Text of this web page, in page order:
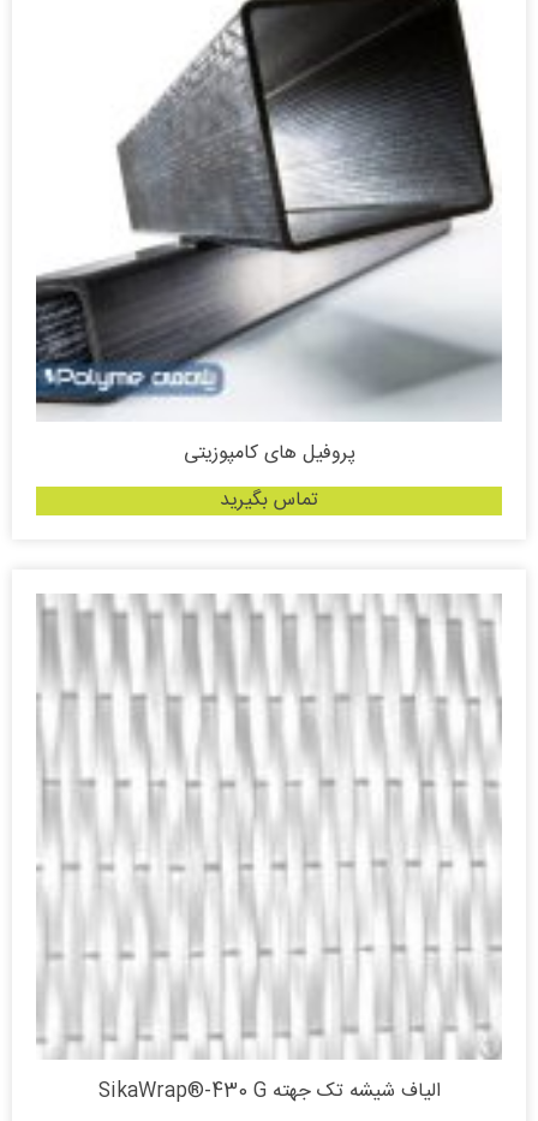
پروفیل های کامپوزیتی
تماس بگیرید
الیاف شیشه تک جهته SikaWrap®-430 G